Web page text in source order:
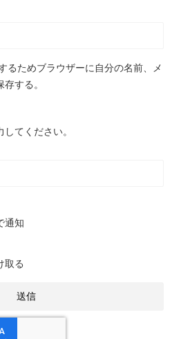
るためブラウザーに自分の名前、メ
する。
てください。
通知
取る